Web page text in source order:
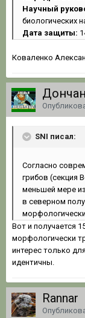
Научный
биологических
Дата защиты:
Коваленко
SNI писал:
Согласно
грибов (секция
меньшей мере
в северном
Вот и получается
морфологически
интерес только
идентичны.
Rannar